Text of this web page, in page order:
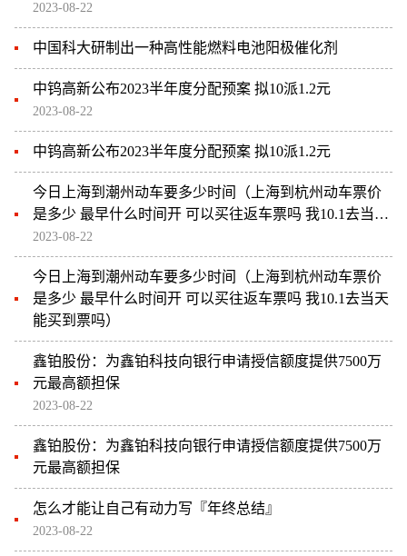
2023-08-22
中国科大研制出一种高性能燃料电池阳极催化剂
中钨高新公布2023半年度分配预案 拟10派1.2元
2023-08-22
中钨高新公布2023半年度分配预案 拟10派1.2元
今日上海到潮州动车要多少时间（上海到杭州动车票价
是多少 最早什么时间开 可以买往返车票吗 我10.1去当天
能买到票吗）
2023-08-22
今日上海到潮州动车要多少时间（上海到杭州动车票价
是多少 最早什么时间开 可以买往返车票吗 我10.1去当天
能买到票吗）
鑫铂股份：为鑫铂科技向银行申请授信额度提供7500万
元最高额担保
2023-08-22
鑫铂股份：为鑫铂科技向银行申请授信额度提供7500万
元最高额担保
怎么才能让自己有动力写『年终总结』
2023-08-22